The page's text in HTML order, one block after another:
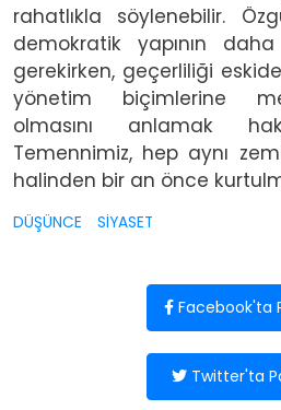
rahatlıkla söylenebilir.
demokratik yapının
gerekirken, geçerliliği
yönetim biçimlerine
olmasını anlamak
Temennimiz, hep aynı
halinden bir an önce
DÜŞÜNCE SİYASET
Facebook'ta
Twitter'ta